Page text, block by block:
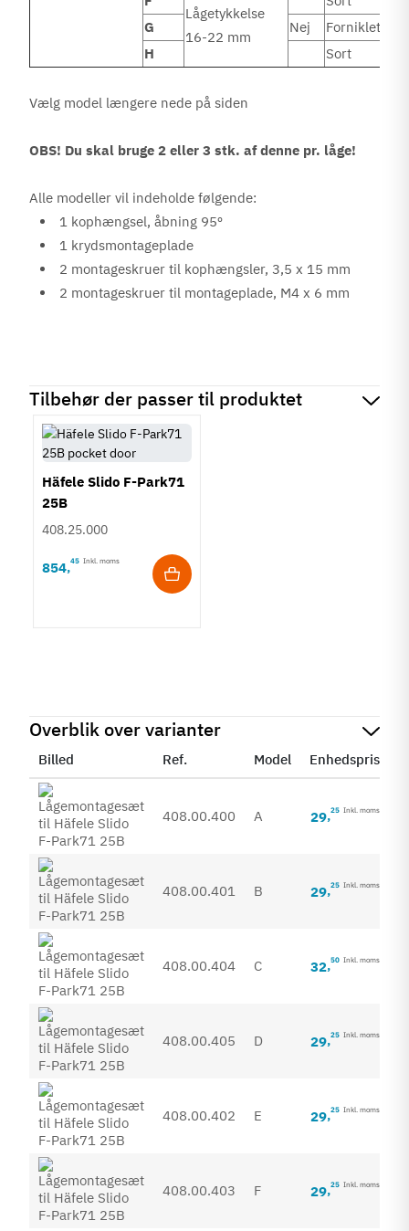
Lågetykkelse
16-22 mm
G
Nej
Forniklet
H
Sort
Vælg model længere nede på siden
OBS! Du skal bruge 2 eller 3 stk. af denne pr. låge!
Alle modeller vil indeholde følgende:
1 kophængsel, åbning 95º
1 krydsmontageplade
2 montageskruer til kophængsler, 3,5 x 15 mm
2 montageskruer til montageplade, M4 x 6 mm
Tilbehør der passer til produktet
Häfele Slido F-Park71
25B
408.25.000
854,45 Inkl. moms
Overblik over varianter
Billed Ref. Model Enhedspris
408.00.400 A 29,25 Inkl. moms
408.00.401 B 29,25 Inkl. moms
408.00.404 C 32,50 Inkl. moms
408.00.405 D 29,25 Inkl. moms
408.00.402 E 29,25 Inkl. moms
408.00.403 F 29,25 Inkl. moms